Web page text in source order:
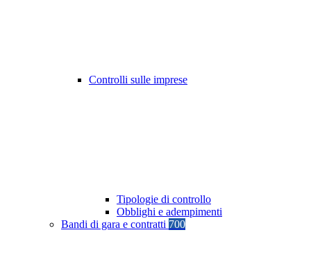
Controlli sulle imprese
Tipologie di controllo
Obblighi e adempimenti
Bandi di gara e contratti 700